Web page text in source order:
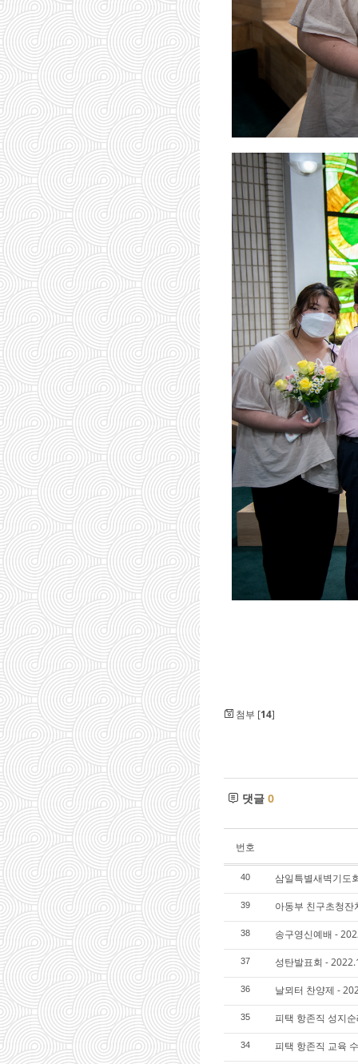
첨부 [14]
댓글 0
번호
40 삼일특별새벽기도
39 아동부 친구초청
38 송구영신예배 -
37 성탄발표회 -
36 날뫼터 찬양제 -
35 피택 항존직 성지
34 피택 항존직 교육